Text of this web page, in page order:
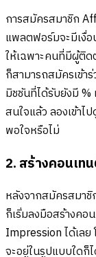
การสมัครสมาชิก
แพลตฟอร์มจะมีเงื่
ให้เฉพาะคนที่มีผู้ติ
ก็สามารถสมัครเข้า
มิชชันที่ได้รับยังมี
สนใจแล้ว ลองเข้าไ
พอใจหรือไม่
2. สร้างคอนเท
หลังจากสมัครสมา
ก็เริ่มลงมือสร้างคอ
Impression ได้เล
จะอยู่ในรูปแบบใดก็